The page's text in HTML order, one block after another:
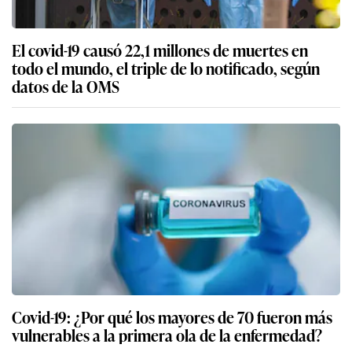
El covid-19 causó 22,1 millones de muertes en
todo el mundo, el triple de lo notificado, según
datos de la OMS
Covid-19: ¿Por qué los mayores de 70 fueron más
vulnerables a la primera ola de la enfermedad?